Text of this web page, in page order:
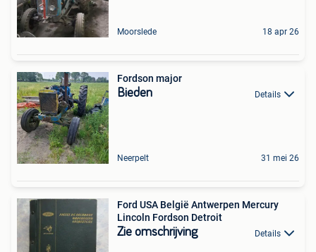
Moorslede 18 apr 26
Fordson major
Bieden Details
Neerpelt 31 mei 26
Ford USA België Antwerpen Mercury
Lincoln Fordson Detroit
Zie omschrijving Details